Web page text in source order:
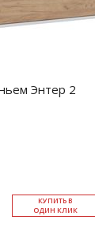
Энтер 2
КУ­ПИТЬ В
ОДИН КЛИК